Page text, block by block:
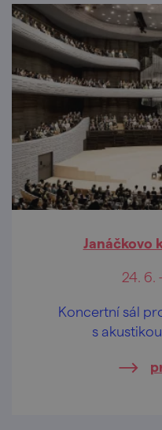
Janáčkovo
24. 6.
Koncertní sál
s